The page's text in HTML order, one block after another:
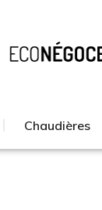
Chaudières